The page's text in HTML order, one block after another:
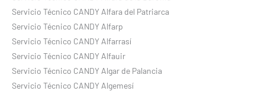
Servicio Técnico CANDY Alfara del Patriarca
Servicio Técnico CANDY Alfarp
Servicio Técnico CANDY Alfarrasí
Servicio Técnico CANDY Alfauir
Servicio Técnico CANDY Algar de Palancia
Servicio Técnico CANDY Algemesí